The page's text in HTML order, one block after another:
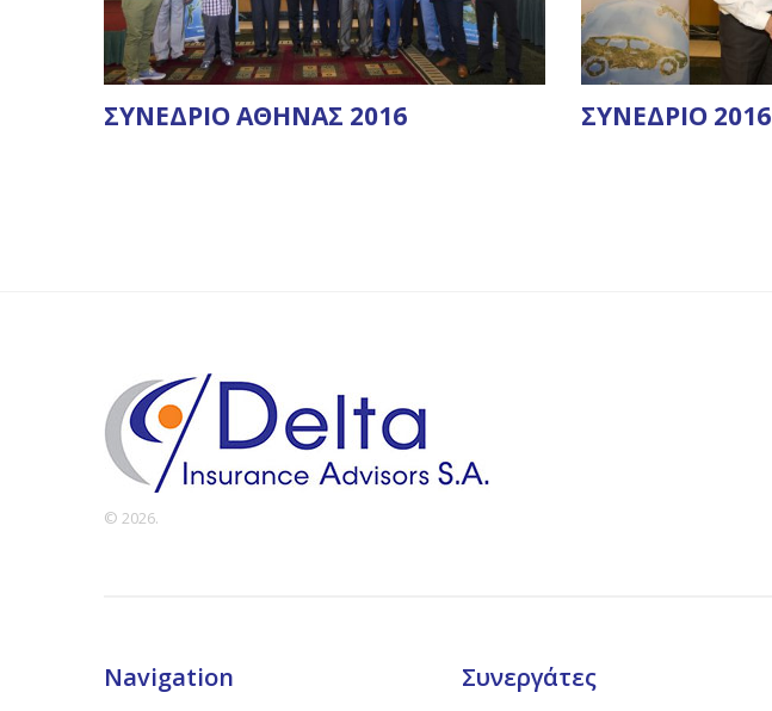
ΣΥΝΕΔΡΙΟ ΑΘΗΝΑΣ 2016 ΣΥΝΕΔΡΙΟ 2016
© 2026.
Navigation Συνεργάτες